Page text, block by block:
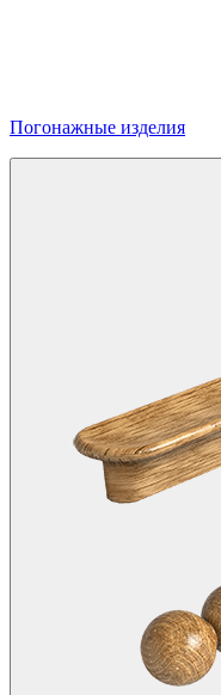
Погонажные изделия